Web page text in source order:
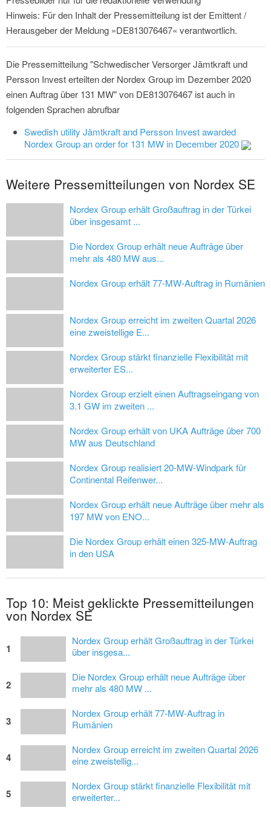
Hinweis: Für den Inhalt der Pressemitteilung ist der Emittent /
Herausgeber der Meldung »DE813076467« verantwortlich.
Die Pressemitteilung "Schwedischer Versorger Jämtkraft und
Persson Invest erteilten der Nordex Group im Dezember 2020
einen Auftrag über 131 MW" von DE813076467 ist auch in
folgenden Sprachen abrufbar
Swedish utility Jämtkraft and Persson Invest awarded
Nordex Group an order for 131 MW in December 2020
Weitere Pressemitteilungen von Nordex SE
Nordex Group erhält Großauftrag in der Türkei
über insgesamt ...
Die Nordex Group erhält neue Aufträge über
mehr als 480 MW aus...
Nordex Group erhält 77-MW-Auftrag in Rumänien
Nordex Group erreicht im zweiten Quartal 2026
eine zweistellige E...
Nordex Group stärkt finanzielle Flexibilität mit
erweiterter ES...
Nordex Group erzielt einen Auftragseingang von
3.1 GW im zweiten ...
Nordex Group erhält von UKA Aufträge über 700
MW aus Deutschland
Nordex Group realisiert 20-MW-Windpark für
Continental Reifenwer...
Nordex Group erhält neue Aufträge über mehr als
197 MW von ENO...
Die Nordex Group erhält einen 325-MW-Auftrag
in den USA
Top 10: Meist geklickte Pressemitteilungen
von Nordex SE
1
Nordex Group erhält Großauftrag in der Türkei
über insgesa...
2
Die Nordex Group erhält neue Aufträge über
mehr als 480 MW ...
3
Nordex Group erhält 77-MW-Auftrag in
Rumänien
4
Nordex Group erreicht im zweiten Quartal 2026
eine zweistellig...
5
Nordex Group stärkt finanzielle Flexibilität mit
erweiterter...